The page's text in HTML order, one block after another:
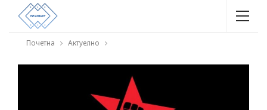
Почетна Актуелно